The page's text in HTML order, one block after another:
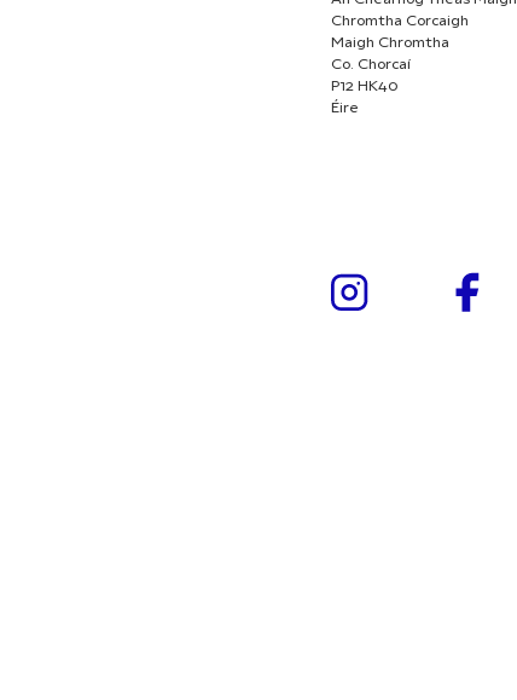
Chromtha Corcaigh
Maigh Chromtha
Co. Chorcaí
P12 HK40
Éire